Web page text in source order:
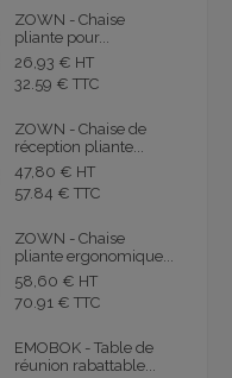
ZOWN - Chaise
pliante pour...
26,93 € HT
32.59 € TTC
ZOWN - Chaise de
réception pliante...
47,80 € HT
57.84 € TTC
ZOWN - Chaise
pliante ergonomique...
58,60 € HT
70.91 € TTC
EMOBOK - Table de
réunion rabattable...